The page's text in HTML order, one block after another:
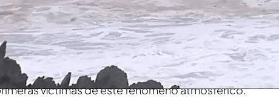
se ha cobrado la vida decuatro personas. En
ha caído de manera accidental al mar y un hombre,
al agua para salvarle, ha terminado ahogándose
y el viento,que no están dando tregua a la Semana
víctimas de este fenómeno atmosférico.